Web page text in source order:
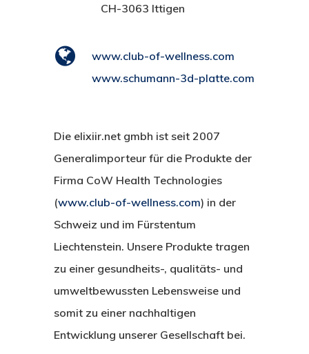
CH-3063 Ittigen
www.club-of-wellness.com
www.schumann-3d-platte.com
Die elixiir.net gmbh ist seit 2007
Generalimporteur für die Produkte der
Firma CoW Health Technologies
(www.club-of-wellness.com) in der
Schweiz und im Fürstentum
Liechtenstein. Unsere Produkte tragen
zu einer gesundheits-, qualitäts- und
umweltbewussten Lebensweise und
somit zu einer nachhaltigen
Entwicklung unserer Gesellschaft bei.